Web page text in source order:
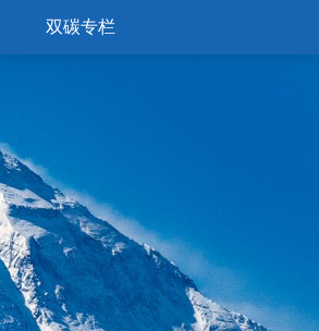
双碳专栏